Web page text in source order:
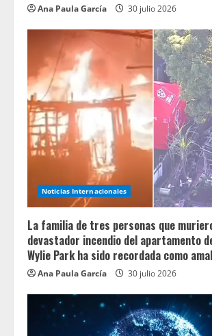
Ana Paula García 30 julio 2026
Noticias Internacionales
La familia de tres personas que
devastador incendio del apartamento
Wylie Park ha sido recordada como
Ana Paula García 30 julio 2026